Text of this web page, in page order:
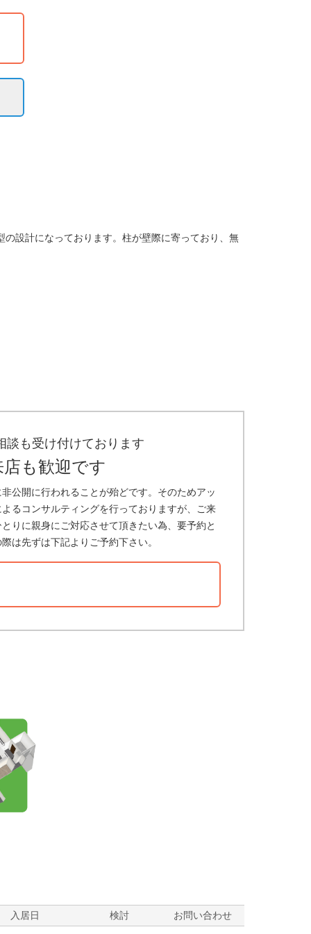
設計になっております。柱が壁際に寄っており、無
談も受け付けております
店も歓迎です
公開に行われることが殆どです。そのためアッ
るコンサルティングを行っておりますが、ご来
りに親身にご対応させて頂きたい為、要予約と
は先ずは下記よりご予約下さい。
入居日 検討 お問い合わせ